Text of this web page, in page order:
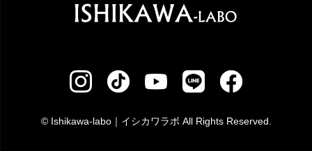
© Ishikawa-labo｜イシカワラボ All Rights Reserved.